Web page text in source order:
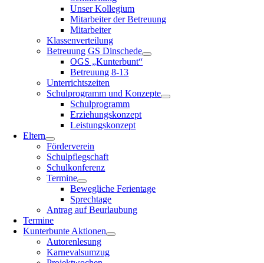
Unser Kollegium
Mitarbeiter der Betreuung
Mitarbeiter
Klassenverteilung
Betreuung GS Dinschede
OGS „Kunterbunt“
Betreuung 8-13
Unterrichtszeiten
Schulprogramm und Konzepte
Schulprogramm
Erziehungskonzept
Leistungskonzept
Eltern
Förderverein
Schulpflegschaft
Schulkonferenz
Termine
Bewegliche Ferientage
Sprechtage
Antrag auf Beurlaubung
Termine
Kunterbunte Aktionen
Autorenlesung
Karnevalsumzug